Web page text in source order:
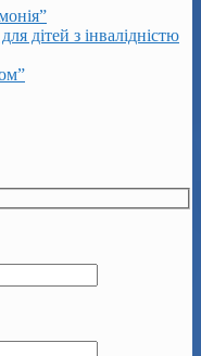
дітей з інвалідністю